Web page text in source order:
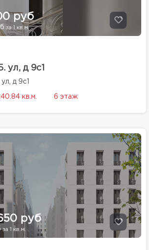
руб
за 1 кв.м.
ул, д 9с1
д 9с1
кв.м. 6 этаж
руб
за 1 кв.м.